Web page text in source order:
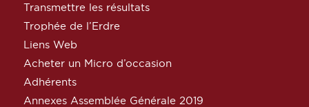
Transmettre les résultats
Trophée de l’Erdre
Liens Web
Acheter un Micro d’occasion
Adhérents
Annexes Assemblée Générale 2019